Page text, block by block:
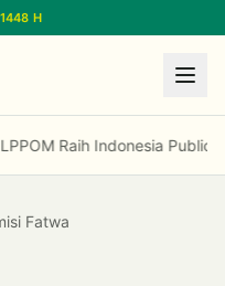
H
Kepercayaan, LPPOM
Fatwa